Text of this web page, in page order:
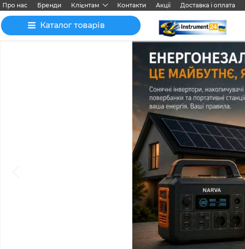
Про нас Бренди Клієнтам Контакти Акції Доставка і оплата
Каталог товарів